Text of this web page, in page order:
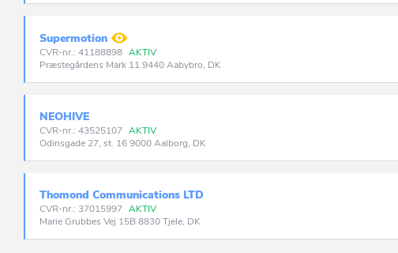
Supermotion
CVR-nr.: 41188898 AKTIV
Præstegårdens Mark 11 9440 Aabybro, DK
NEOHIVE
CVR-nr.: 43525107 AKTIV
Odinsgade 27, st. 16 9000 Aalborg, DK
Thomond Communications LTD
CVR-nr.: 37015997 AKTIV
Marie Grubbes Vej 15B 8830 Tjele, DK